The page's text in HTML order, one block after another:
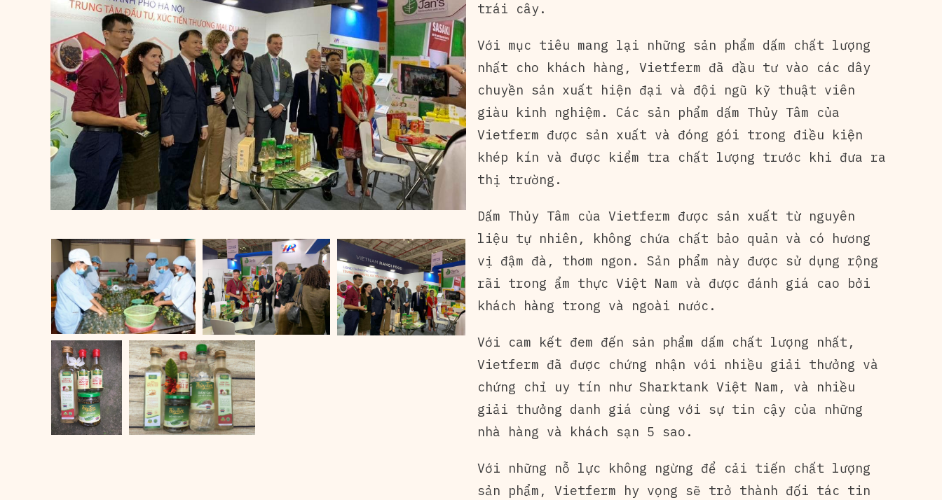
trái cây.
Với mục tiêu mang lại những sản phẩm dấm chất lượng
nhất cho khách hàng, Vietferm đã đầu tư vào các dây
chuyền sản xuất hiện đại và đội ngũ kỹ thuật viên
giàu kinh nghiệm. Các sản phẩm dấm Thủy Tâm của
Vietferm được sản xuất và đóng gói trong điều kiện
khép kín và được kiểm tra chất lượng trước khi đưa ra
thị trường.
Dấm Thủy Tâm của Vietferm được sản xuất từ nguyên
liệu tự nhiên, không chứa chất bảo quản và có hương
vị đậm đà, thơm ngon. Sản phẩm này được sử dụng rộng
rãi trong ẩm thực Việt Nam và được đánh giá cao bởi
khách hàng trong và ngoài nước.
Với cam kết đem đến sản phẩm dấm chất lượng nhất,
Vietferm đã được chứng nhận với nhiều giải thưởng và
chứng chỉ uy tín như Sharktank Việt Nam, và nhiều
giải thưởng danh giá cùng với sự tin cậy của những
nhà hàng và khách sạn 5 sao.
Với những nỗ lực không ngừng để cải tiến chất lượng
sản phẩm, Vietferm hy vọng sẽ trở thành đối tác tin